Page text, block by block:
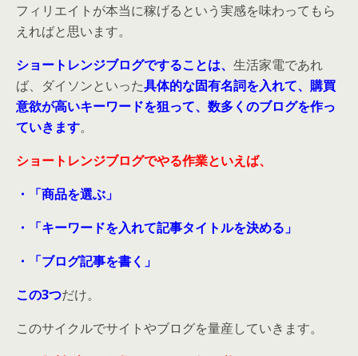
フィリエイトが本当に稼げるという実感を味わってもら
えればと思います。
ショートレンジブログですることは、 生活家電であれ
ば、ダイソンといった具体的な固有名詞を入れて、購買
意欲が高いキーワードを狙って、数多くのブログを作っ
ていきます。
ショートレンジブログでやる作業といえば、
・「商品を選ぶ」
・「キーワードを入れて記事タイトルを決める」
・「ブログ記事を書く」
この3つだけ。
このサイクルでサイトやブログを量産していきます。